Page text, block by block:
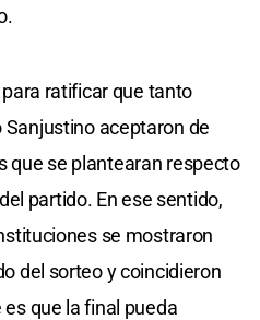
ratificar que tanto
aceptaron de
que se plantearan respecto
partido. En ese sentido,
se mostraron
del sorteo y coincidieron
que la final pueda